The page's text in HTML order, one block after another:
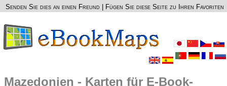
Senden Sie dies an einen Freund Fügen Sie diese Seite zu Ihren Favoriten
Mazedonien - Karten für E-Book-